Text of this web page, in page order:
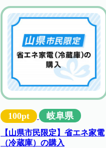
100pt 岐阜県
【山県市民限定】省エネ家電
（冷蔵庫）の購入